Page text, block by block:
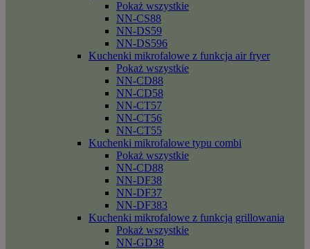
Pokaż wszystkie
NN-CS88
NN-DS59
NN-DS596
Kuchenki mikrofalowe z funkcja air fryer
Pokaż wszystkie
NN-CD88
NN-CD58
NN-CT57
NN-CT56
NN-CT55
Kuchenki mikrofalowe typu combi
Pokaż wszystkie
NN-CD88
NN-DF38
NN-DF37
NN-DF383
Kuchenki mikrofalowe z funkcją grillowania
Pokaż wszystkie
NN-GD38